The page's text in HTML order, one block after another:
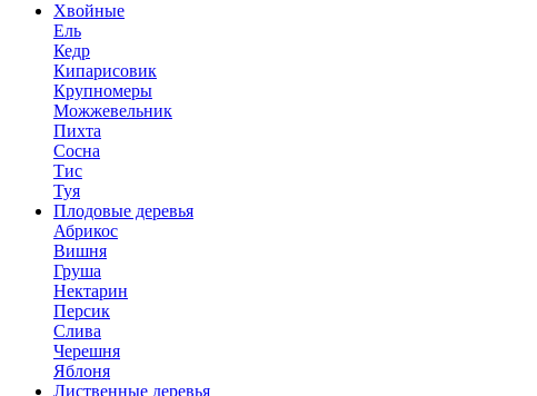
Хвойные
Ель
Кедр
Кипарисовик
Крупномеры
Можжевельник
Пихта
Сосна
Тис
Туя
Плодовые деревья
Абрикос
Вишня
Груша
Нектарин
Персик
Слива
Черешня
Яблоня
Лиственные деревья